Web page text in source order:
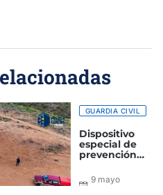
GUARDIA CIVIL
Dispositivo
especial de
prevención
abandono
animal en la
9 mayo